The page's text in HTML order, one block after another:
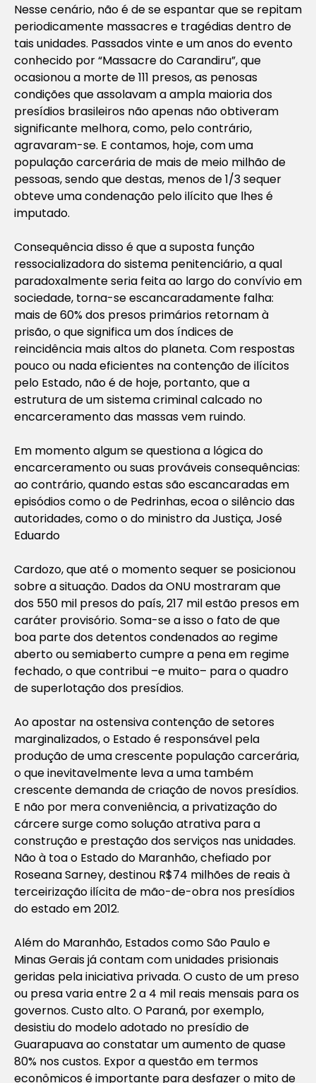
Nesse cenário, não é de se espantar que se repitam
periodicamente massacres e tragédias dentro de
tais unidades. Passados vinte e um anos do evento
conhecido por “Massacre do Carandiru”, que
ocasionou a morte de 111 presos, as penosas
condições que assolavam a ampla maioria dos
presídios brasileiros não apenas não obtiveram
significante melhora, como, pelo contrário,
agravaram-se. E contamos, hoje, com uma
população carcerária de mais de meio milhão de
pessoas, sendo que destas, menos de 1/3 sequer
obteve uma condenação pelo ilícito que lhes é
imputado.
Consequência disso é que a suposta função
ressocializadora do sistema penitenciário, a qual
paradoxalmente seria feita ao largo do convívio em
sociedade, torna-se escancaradamente falha:
mais de 60% dos presos primários retornam à
prisão, o que significa um dos índices de
reincidência mais altos do planeta. Com respostas
pouco ou nada eficientes na contenção de ilícitos
pelo Estado, não é de hoje, portanto, que a
estrutura de um sistema criminal calcado no
encarceramento das massas vem ruindo.
Em momento algum se questiona a lógica do
encarceramento ou suas prováveis consequências:
ao contrário, quando estas são escancaradas em
episódios como o de Pedrinhas, ecoa o silêncio das
autoridades, como o do ministro da Justiça, José
Eduardo
Cardozo, que até o momento sequer se posicionou
sobre a situação. Dados da ONU mostraram que
dos 550 mil presos do país, 217 mil estão presos em
caráter provisório. Soma-se a isso o fato de que
boa parte dos detentos condenados ao regime
aberto ou semiaberto cumpre a pena em regime
fechado, o que contribui –e muito– para o quadro
de superlotação dos presídios.
Ao apostar na ostensiva contenção de setores
marginalizados, o Estado é responsável pela
produção de uma crescente população carcerária,
o que inevitavelmente leva a uma também
crescente demanda de criação de novos presídios.
E não por mera conveniência, a privatização do
cárcere surge como solução atrativa para a
construção e prestação dos serviços nas unidades.
Não à toa o Estado do Maranhão, chefiado por
Roseana Sarney, destinou R$74 milhões de reais à
terceirização ilícita de mão-de-obra nos presídios
do estado em 2012.
Além do Maranhão, Estados como São Paulo e
Minas Gerais já contam com unidades prisionais
geridas pela iniciativa privada. O custo de um preso
ou presa varia entre 2 a 4 mil reais mensais para os
governos. Custo alto. O Paraná, por exemplo,
desistiu do modelo adotado no presídio de
Guarapuava ao constatar um aumento de quase
80% nos custos. Expor a questão em termos
econômicos é importante para desfazer o mito de